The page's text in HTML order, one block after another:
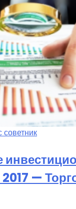
советник
—